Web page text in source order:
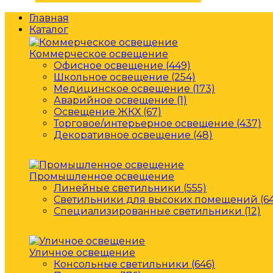
Главная
Каталог
Коммерческое освещение
Офисное освещение (449)
Школьное освещение (254)
Медицинское освещение (173)
Аварийное освещение (1)
Освещение ЖКХ (67)
Торговое/интерьерное освещение (437)
Декоративное освещение (48)
Промышленное освещение
Линейные светильники (555)
Светильники для высоких помещений
Специализированные светильники (12)
Уличное освещение
Консольные светильники (646)